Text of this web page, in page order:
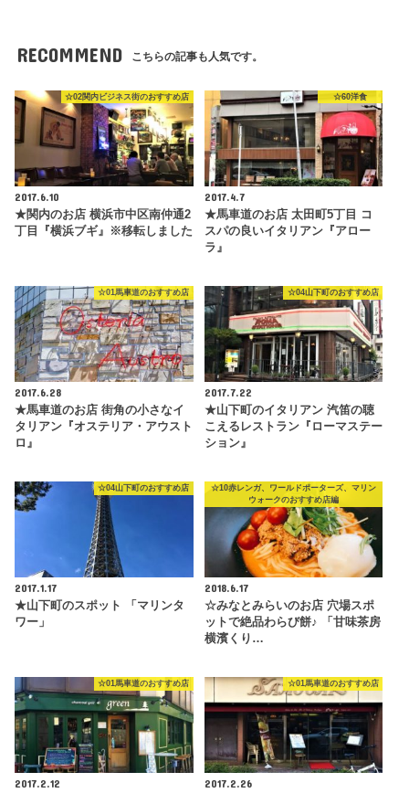
RECOMMEND こちらの記事も人気です。
☆02関内ビジネス街のおすすめ店
2017.6.10
★関内のお店 横浜市中区南仲通2
丁目『横浜ブギ』※移転しました
☆60洋食
2017.4.7
★馬車道のお店 太田町5丁目 コ
スパの良いイタリアン『アロー
ラ』
☆01馬車道のおすすめ店
2017.6.28
★馬車道のお店 街角の小さなイ
タリアン『オステリア・アウスト
ロ』
☆04山下町のおすすめ店
2017.7.22
★山下町のイタリアン 汽笛の聴
こえるレストラン『ローマステー
ション』
☆04山下町のおすすめ店
2017.1.17
★山下町のスポット 「マリンタ
ワー」
☆10赤レンガ、ワールドポーターズ、マリン
ウォークのおすすめ店編
2018.6.17
☆みなとみらいのお店 穴場スポ
ットで絶品わらび餅♪ 「甘味茶房
横濱くり…
☆01馬車道のおすすめ店
2017.2.12
☆01馬車道のおすすめ店
2017.2.26